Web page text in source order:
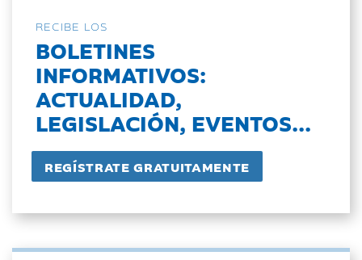
RECIBE LOS
BOLETINES
INFORMATIVOS:
ACTUALIDAD,
LEGISLACIÓN, EVENTOS...